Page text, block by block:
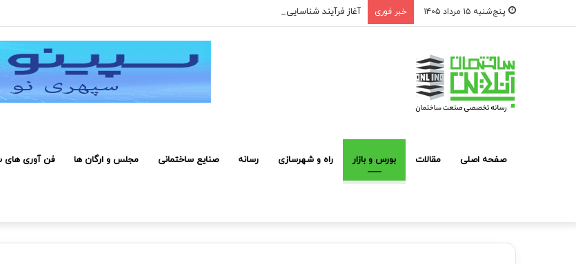
پنج‌شنبه ۱۵ مرداد ۱۴۰۵ خبر فوری آغاز فرآیند شناسایی و معرفی کارکنان حائز شرایط برای دریافت نشان بهشت
صفحه اصلی مقالات بورس و بازار راه و شهرسازی رسانه صنایع ساختمانی مجلس و ارگان ها فن آوری های